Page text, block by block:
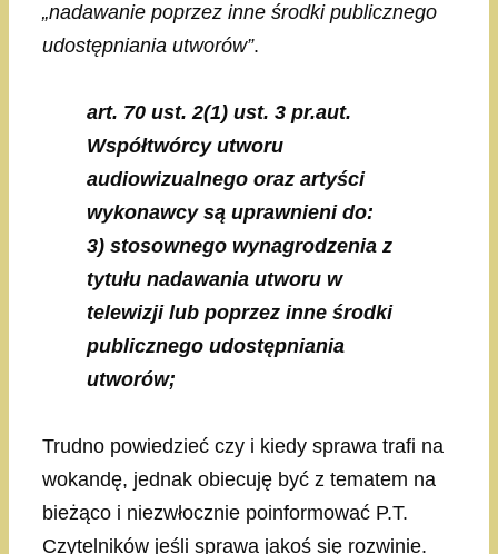
„nadawanie poprzez inne środki publicznego
udostępniania utworów”.
art. 70 ust. 2(1) ust. 3 pr.aut.
Współtwórcy utworu
audiowizualnego oraz artyści
wykonawcy są uprawnieni do:
3) stosownego wynagrodzenia z
tytułu nadawania utworu w
telewizji lub poprzez inne środki
publicznego udostępniania
utworów;
Trudno powiedzieć czy i kiedy sprawa trafi na
wokandę, jednak obiecuję być z tematem na
bieżąco i niezwłocznie poinformować P.T.
Czytelników jeśli sprawa jakoś się rozwinie.